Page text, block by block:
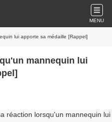
MENU
lui apporte sa médaille [Rappel]
mannequin lui